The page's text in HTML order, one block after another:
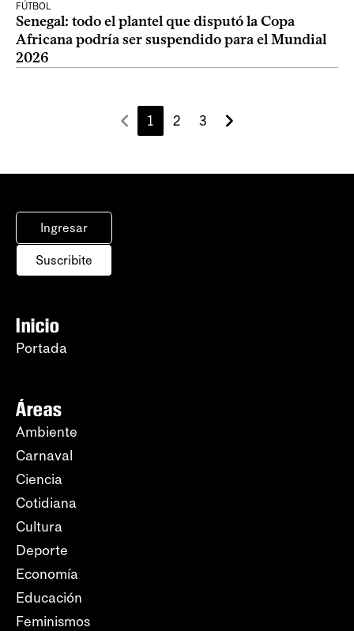
FÚTBOL
Senegal: todo el plantel que disputó la Copa
Africana podría ser suspendido para el Mundial
2026
1 2 3
Ingresar
Suscribite
Inicio
Portada
Áreas
Ambiente
Carnaval
Ciencia
Cotidiana
Cultura
Deporte
Economía
Educación
Feminismos